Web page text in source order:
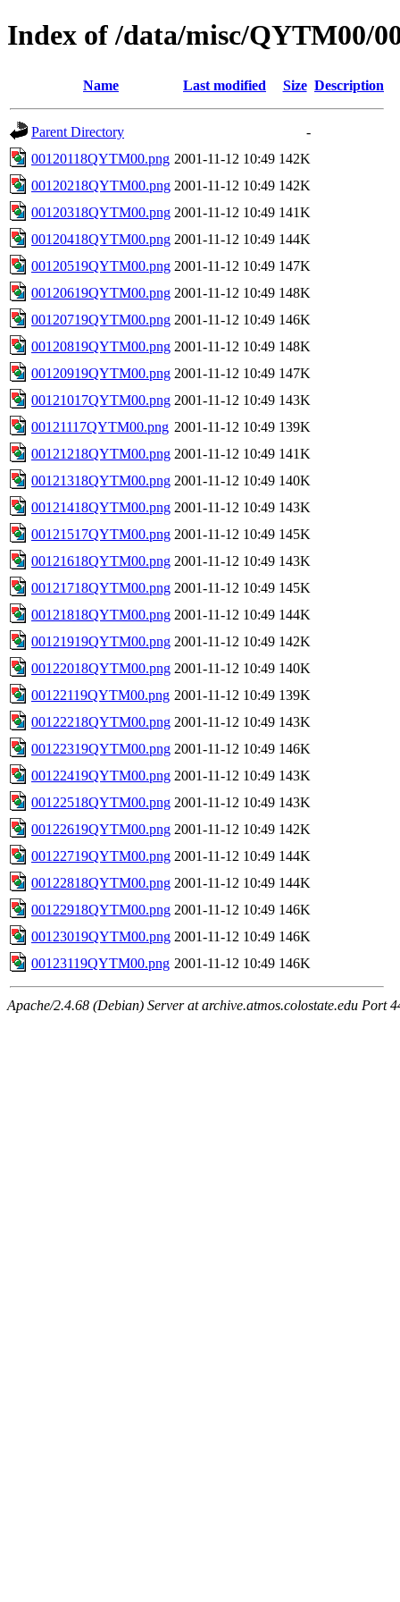
Index of /data/misc/QYTM00/
Name Last modified Size Description
Parent Directory
-
00120118QYTM00.png 2001-11-12 10:49 142K
00120218QYTM00.png 2001-11-12 10:49 142K
00120318QYTM00.png 2001-11-12 10:49 141K
00120418QYTM00.png 2001-11-12 10:49 144K
00120519QYTM00.png 2001-11-12 10:49 147K
00120619QYTM00.png 2001-11-12 10:49 148K
00120719QYTM00.png 2001-11-12 10:49 146K
00120819QYTM00.png 2001-11-12 10:49 148K
00120919QYTM00.png 2001-11-12 10:49 147K
00121017QYTM00.png 2001-11-12 10:49 143K
00121117QYTM00.png 2001-11-12 10:49 139K
00121218QYTM00.png 2001-11-12 10:49 141K
00121318QYTM00.png 2001-11-12 10:49 140K
00121418QYTM00.png 2001-11-12 10:49 143K
00121517QYTM00.png 2001-11-12 10:49 145K
00121618QYTM00.png 2001-11-12 10:49 143K
00121718QYTM00.png 2001-11-12 10:49 145K
00121818QYTM00.png 2001-11-12 10:49 144K
00121919QYTM00.png 2001-11-12 10:49 142K
00122018QYTM00.png 2001-11-12 10:49 140K
00122119QYTM00.png 2001-11-12 10:49 139K
00122218QYTM00.png 2001-11-12 10:49 143K
00122319QYTM00.png 2001-11-12 10:49 146K
00122419QYTM00.png 2001-11-12 10:49 143K
00122518QYTM00.png 2001-11-12 10:49 143K
00122619QYTM00.png 2001-11-12 10:49 142K
00122719QYTM00.png 2001-11-12 10:49 144K
00122818QYTM00.png 2001-11-12 10:49 144K
00122918QYTM00.png 2001-11-12 10:49 146K
00123019QYTM00.png 2001-11-12 10:49 146K
00123119QYTM00.png 2001-11-12 10:49 146K
Apache/2.4.68 (Debian) Server at archive.atmos.colostate.edu Port